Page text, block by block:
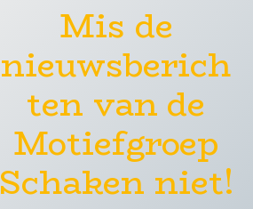
Mis de
nieuwsberich
ten van de
Motiefgroep
Schaken niet!